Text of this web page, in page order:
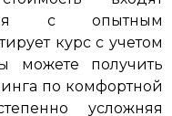
с опытным
курс с учетом
можете получить
по комфортной
усложняя